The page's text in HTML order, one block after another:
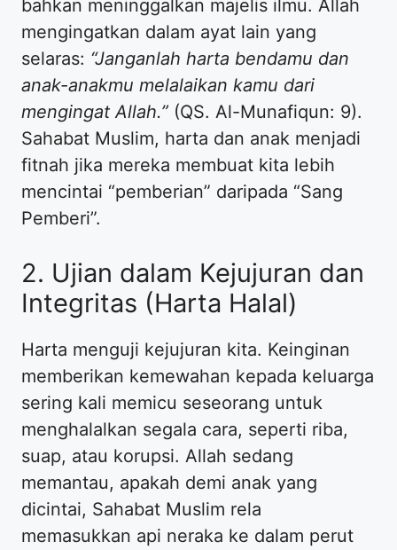
bahkan meninggalkan majelis ilmu. Allah
mengingatkan dalam ayat lain yang
selaras: “Janganlah harta bendamu dan
anak-anakmu melalaikan kamu dari
mengingat Allah.” (QS. Al-Munafiqun: 9).
Sahabat Muslim, harta dan anak menjadi
fitnah jika mereka membuat kita lebih
mencintai “pemberian” daripada “Sang
Pemberi”.
2. Ujian dalam Kejujuran dan
Integritas (Harta Halal)
Harta menguji kejujuran kita. Keinginan
memberikan kemewahan kepada keluarga
sering kali memicu seseorang untuk
menghalalkan segala cara, seperti riba,
suap, atau korupsi. Allah sedang
memantau, apakah demi anak yang
dicintai, Sahabat Muslim rela
memasukkan api neraka ke dalam perut